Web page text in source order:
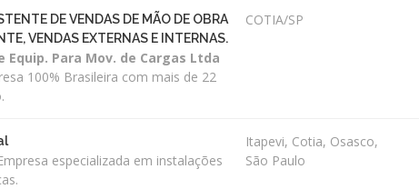
DE VENDAS DE MÃO DE OBRA
VENDAS EXTERNAS E INTERNAS.
Equip. Para Mov. de Cargas Ltda
100% Brasileira com mais de 22
COTIA/SP
especializada em instalações
Itapevi, Cotia, Osasco,
São Paulo